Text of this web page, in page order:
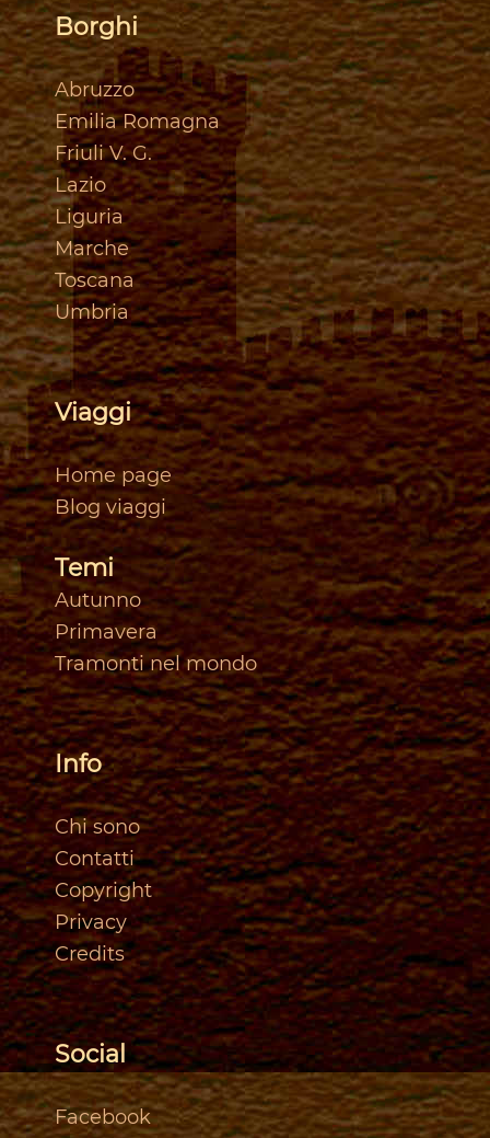
Borghi
Abruzzo
Emilia Romagna
Friuli V. G.
Lazio
Liguria
Marche
Toscana
Umbria
Viaggi
Home page
Blog viaggi
Temi
Autunno
Primavera
Tramonti nel mondo
Info
Chi sono
Contatti
Copyright
Privacy
Credits
Social
Facebook